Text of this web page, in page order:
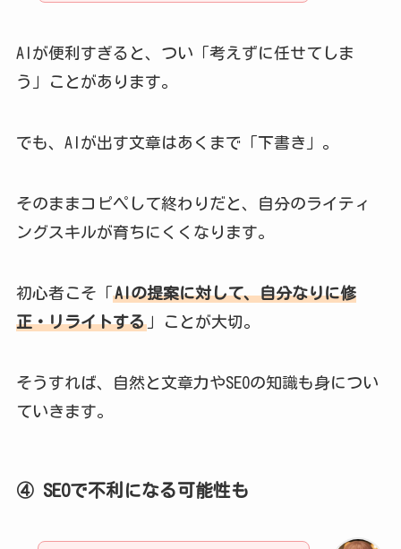
AIが便利すぎると、つい「考えずに任せてしま
う」ことがあります。
でも、AIが出す文章はあくまで「下書き」。
そのままコピペして終わりだと、自分のライティ
ングスキルが育ちにくくなります。
初心者こそ「 AIの提案に対して、自分なりに修
正・リライトする」ことが大切。
そうすれば、自然と文章力やSEOの知識も身につい
ていきます。
④ SEOで不利になる可能性も